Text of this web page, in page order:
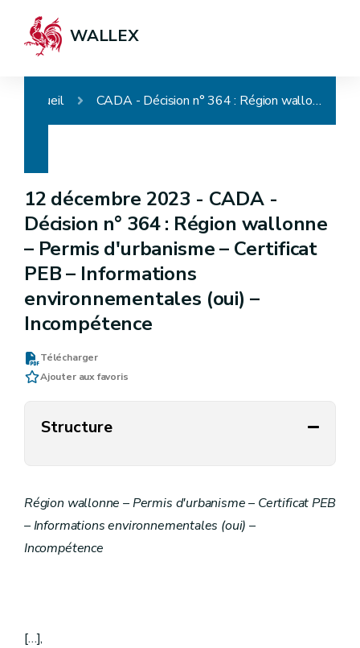
WALLEX
Accueil CADA - Décision n° 364 : Région wallonne – Permis d'urbanisme – Certificat PEB – Informations environnementales (oui) – Incompétence
12 décembre 2023 - CADA -
Décision n° 364 : Région wallonne
– Permis d'urbanisme – Certificat
PEB – Informations
environnementales (oui) –
Incompétence
Télécharger
Ajouter aux favoris
Structure
Région wallonne – Permis d'urbanisme – Certificat PEB
– Informations environnementales (oui) –
Incompétence
[…],